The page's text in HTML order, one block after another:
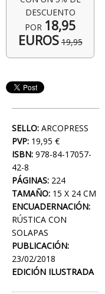
DESCUENTO
POR 18,95
EUROS 19,95
SELLO: ARCOPRESS
PVP: 19,95 €
ISBN: 978-84-17057-
42-8
PÁGINAS: 224
TAMAÑO: 15 X 24 CM
ENCUADERNACIÓN:
RÚSTICA CON
SOLAPAS
PUBLICACIÓN:
23/02/2018
EDICIÓN ILUSTRADA